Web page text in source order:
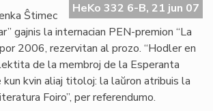
HeKo 332 6-B, 21 jun 07
Ŝtimec
gajnis la internacian PEN-premion “La
2006, rezervitan al prozo. “Hodler en
de la membroj de la Esperanta
kun kvin aliaj titoloj: la laŭron atribuis la
Foiro”, per referendumo.